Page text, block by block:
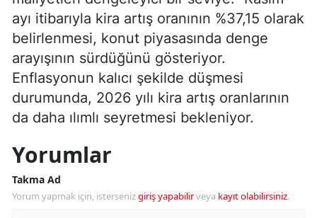
ayı itibarıyla kira artış oranının %37,15 olarak
belirlenmesi, konut piyasasında denge
arayışının sürdüğünü gösteriyor.
Enflasyonun kalıcı şekilde düşmesi
durumunda, 2026 yılı kira artış oranlarının
da daha ılımlı seyretmesi bekleniyor.
Yorumlar
Takma Ad
Yorum yapmak için, istersenizgiriş yapabilirveya kayıt olabilirsiniz.